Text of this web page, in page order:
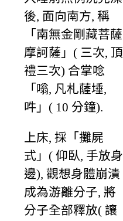
後, 面向南方, 稱
「南無金剛藏菩薩
摩訶薩」( 三次, 頂
禮三次) 合掌唸
「嗡, 凡札薩埵,
吽」( 10 分鐘).
上床, 採「攤屍
式」( 仰臥, 手放身
邊), 觀想身體崩潰
成為游離分子, 將
分子全部釋放( 讓